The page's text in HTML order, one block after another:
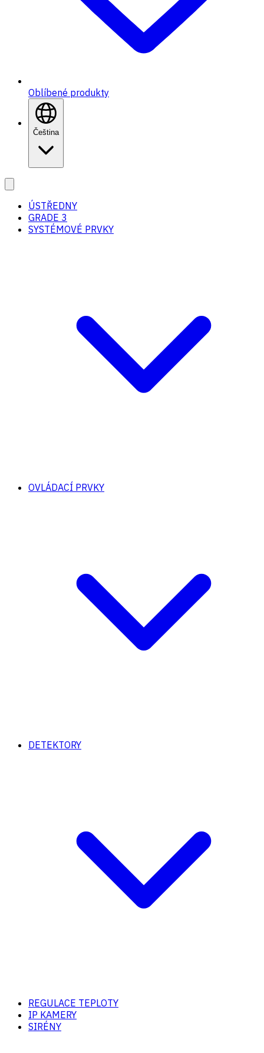
Oblíbené produkty
Čeština
ÚSTŘEDNY
GRADE 3
SYSTÉMOVÉ PRVKY
OVLÁDACÍ PRVKY
DETEKTORY
REGULACE TEPLOTY
IP KAMERY
SIRÉNY